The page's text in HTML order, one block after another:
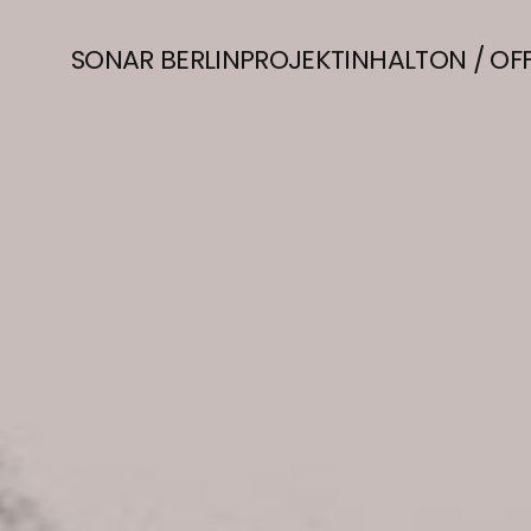
SONAR BERLINPROJEKTINHALTON /